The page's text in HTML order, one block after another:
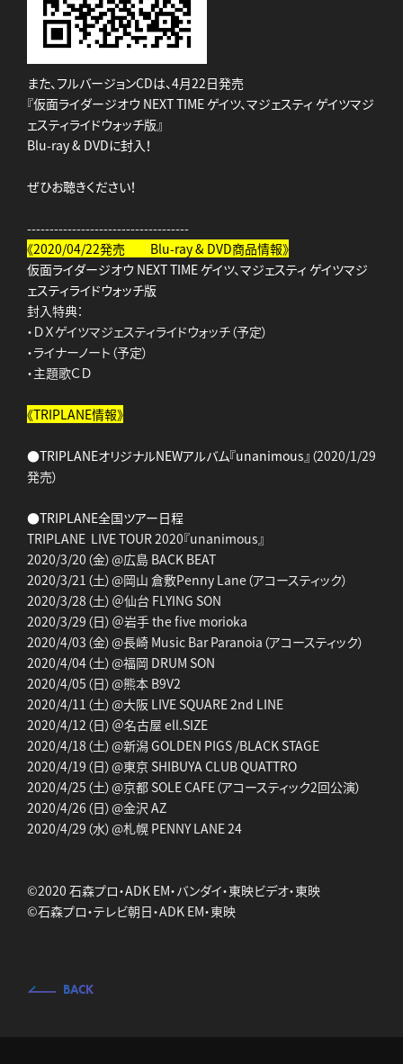
また、フルバージョンCDは、4月22日発売
『仮面ライダージオウ NEXT TIME ゲイツ、マジェスティ ゲイツマジ
ェスティライドウォッチ版』
Blu-ray & DVDに封入！
ぜひお聴きください！
------------------------------------
《2020/04/22発売 Blu-ray & DVD商品情報》
仮面ライダージオウ NEXT TIME ゲイツ、マジェスティ ゲイツマジ
ェスティライドウォッチ版
封入特典：
・ＤＸゲイツマジェスティライドウォッチ（予定）
・ライナーノート（予定）
・主題歌ＣＤ
《TRIPLANE情報》
●TRIPLANEオリジナルNEWアルバム『unanimous』 （2020/1/29
発売）
●TRIPLANE全国ツアー日程
TRIPLANE LIVE TOUR 2020『unanimous』
2020/3/20（金）@広島 BACK BEAT
2020/3/21（土）@岡山 倉敷Penny Lane（アコースティック）
2020/3/28（土）＠仙台 FLYING SON
2020/3/29（日）＠岩手 the five morioka
2020/4/03（金）@長崎 Music Bar Paranoia（アコースティック）
2020/4/04（土）@福岡 DRUM SON
2020/4/05（日）@熊本 B9V2
2020/4/11（土）@大阪 LIVE SQUARE 2nd LINE
2020/4/12（日）＠名古屋 ell.SIZE
2020/4/18（土）@新潟 GOLDEN PIGS /BLACK STAGE
2020/4/19（日）@東京 SHIBUYA CLUB QUATTRO
2020/4/25（土）@京都 SOLE CAFE（アコースティック2回公演）
2020/4/26（日）@金沢 AZ
2020/4/29（水）@札幌 PENNY LANE 24
©2020 石森プロ・ADK EM・バンダイ・東映ビデオ・東映
©石森プロ・テレビ朝日・ADK EM・東映
BACK